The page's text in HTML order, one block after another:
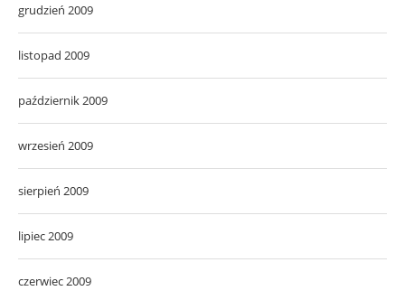
grudzień 2009
listopad 2009
październik 2009
wrzesień 2009
sierpień 2009
lipiec 2009
czerwiec 2009